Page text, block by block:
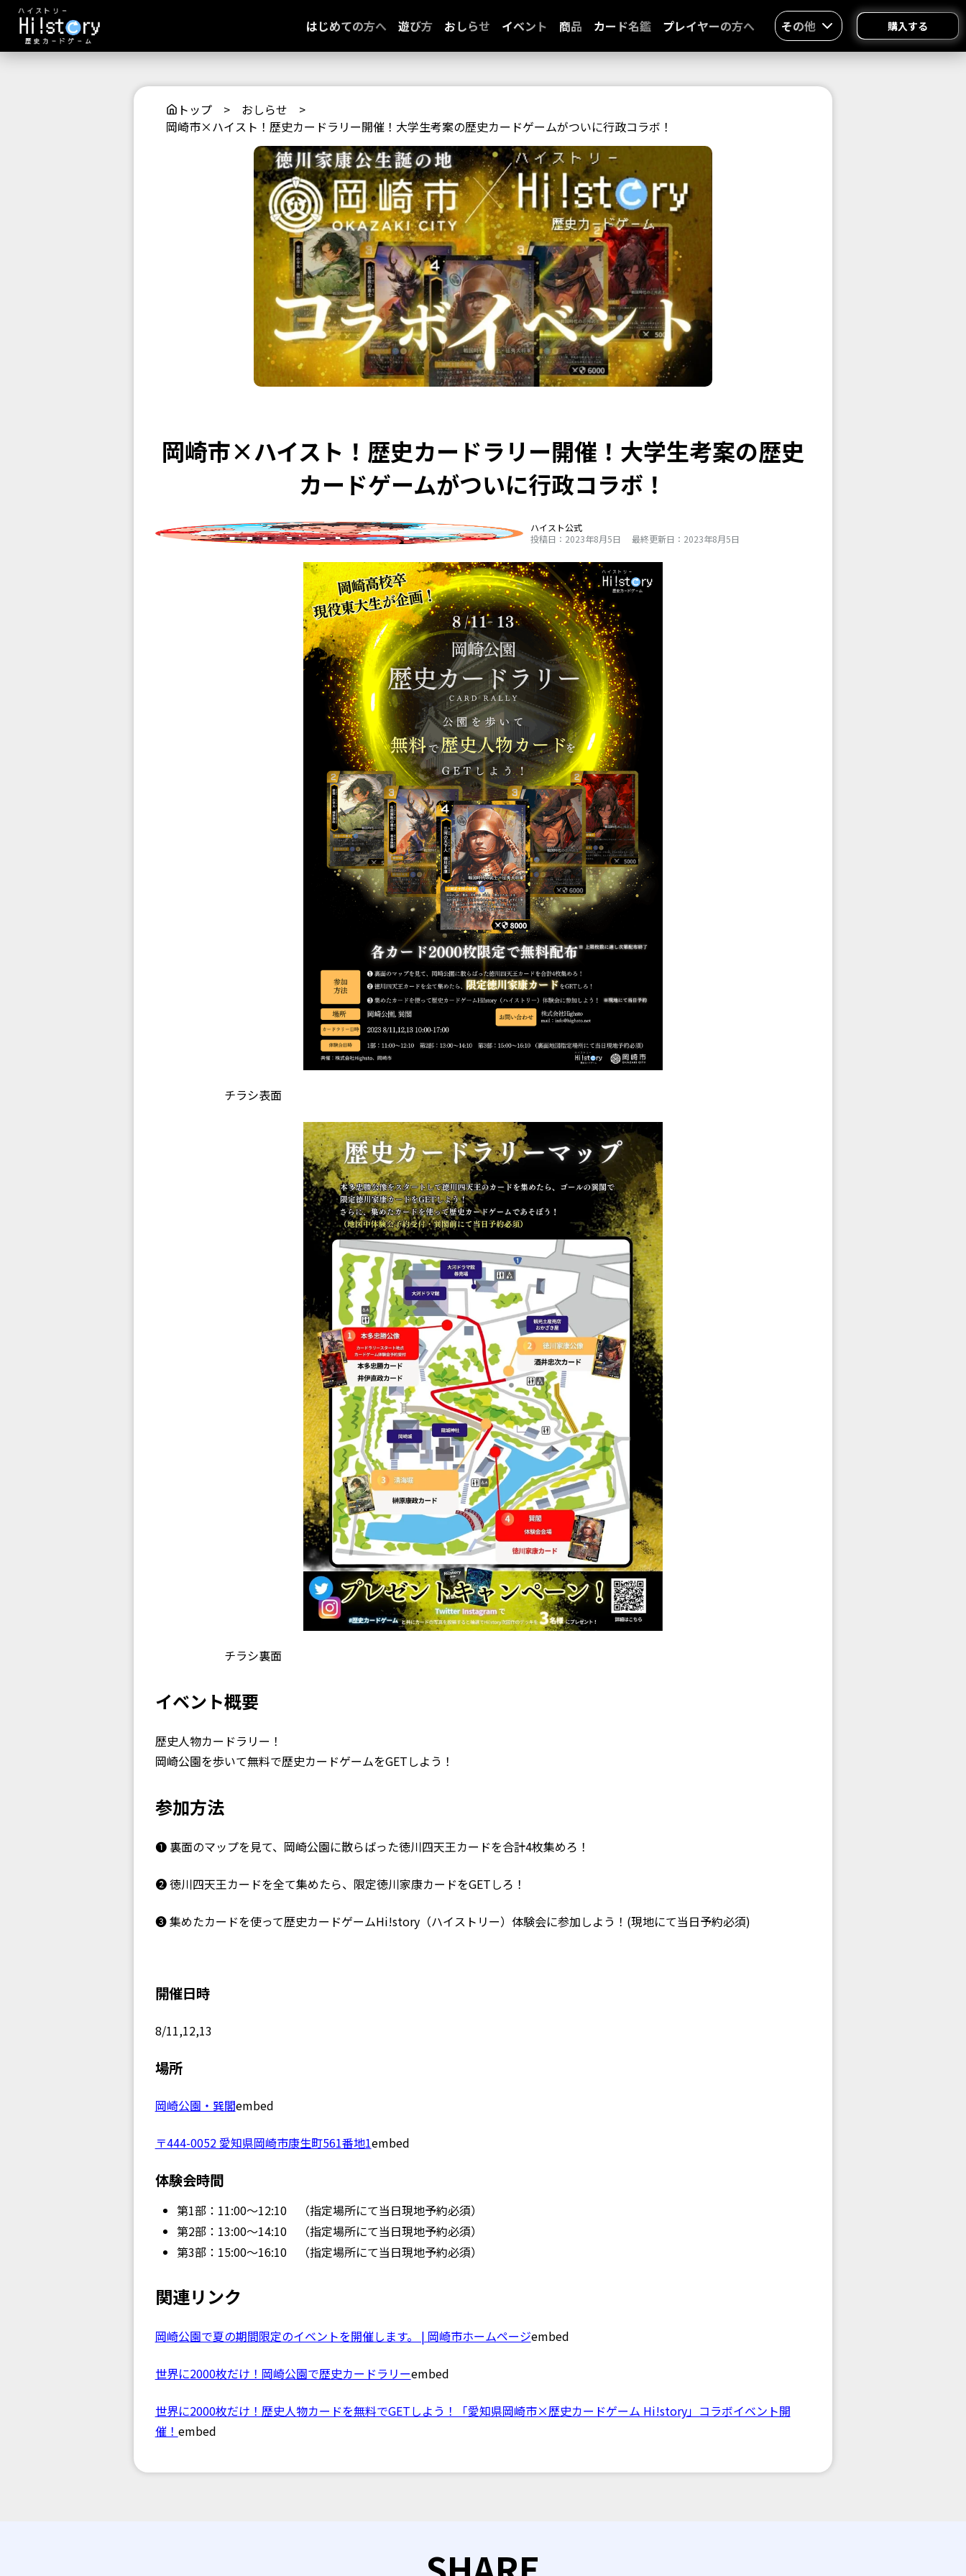
はじめての方へ 遊び方 おしらせ イベント 商品 カード名鑑 プレイヤーの方へ その他 購入する
トップ> おしらせ >
岡崎市×ハイスト！歴史カードラリー開催！大学生考案の歴史カードゲームがついに行政コラボ！
岡崎市×ハイスト！歴史カードラリー開催！大学生考案の歴史
カードゲームがついに行政コラボ！
ハイスト公式
投稿日：2023年8月5日
最終更新日：2023年8月5日
チラシ表面
チラシ裏面
イベント概要
歴史人物カードラリー！
岡崎公園を歩いて無料で歴史カードゲームをGETしよう！
参加方法
❶ 裏面のマップを見て、岡崎公園に散らばった徳川四天王カードを合計4枚集めろ！
❷ 徳川四天王カードを全て集めたら、限定徳川家康カードをGETしろ！
❸ 集めたカードを使って歴史カードゲームHi!story（ハイストリー）体験会に参加しよう！(現地にて当日予約必須)
開催日時
8/11,12,13
場所
岡崎公園・巽閣embed
〒444-0052 愛知県岡崎市康生町561番地1embed
体験会時間
第1部：11:00〜12:10 （指定場所にて当日現地予約必須）
第2部：13:00〜14:10 （指定場所にて当日現地予約必須）
第3部：15:00〜16:10 （指定場所にて当日現地予約必須）
関連リンク
岡崎公園で夏の期間限定のイベントを開催します。 | 岡崎市ホームページembed
世界に2000枚だけ！岡崎公園で歴史カードラリーembed
世界に2000枚だけ！歴史人物カードを無料でGETしよう！「愛知県岡崎市×歴史カードゲーム Hi!story」コラボイベント開
催！ embed